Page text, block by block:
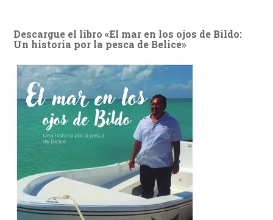
Descargue el libro «El mar en los ojos de Bildo:
Un historia por la pesca de Belice»